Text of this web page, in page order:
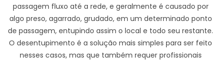
passagem fluxo até a rede, e geralmente é causado por
algo preso, agarrado, grudado, em um determinado ponto
de passagem, entupindo assim o local e todo seu restante.
O desentupimento é a solução mais simples para ser feito
nesses casos, mas que também requer profissionais